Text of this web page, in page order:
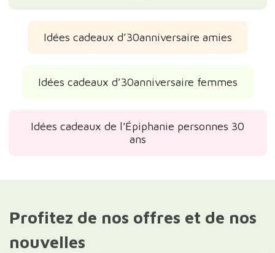
Idées cadeaux d’30anniversaire amies
Idées cadeaux d’30anniversaire femmes
Idées cadeaux de l'Épiphanie personnes 30
ans
Profitez de nos offres et de nos
nouvelles